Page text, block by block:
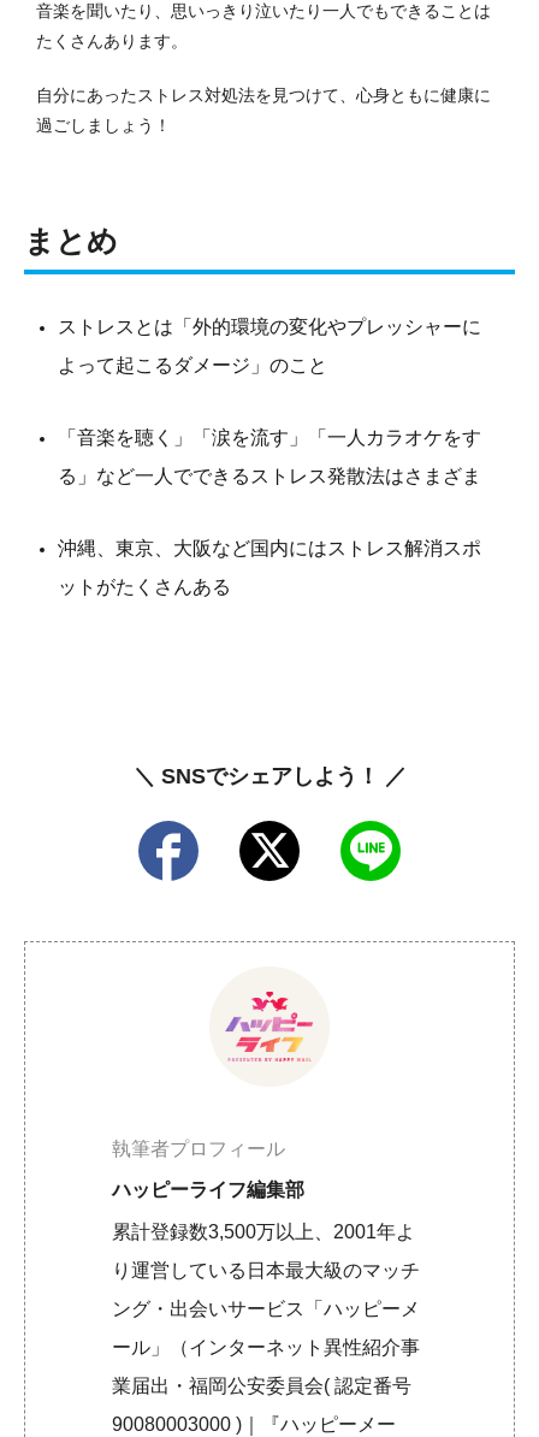
音楽を聞いたり、思いっきり泣いたり一人でもできることは
たくさんあります。
自分にあったストレス対処法を見つけて、心身ともに健康に
過ごしましょう！
まとめ
ストレスとは「外的環境の変化やプレッシャーに
よって起こるダメージ」のこと
「音楽を聴く」「涙を流す」「一人カラオケをす
る」など一人でできるストレス発散法はさまざま
沖縄、東京、大阪など国内にはストレス解消スポ
ットがたくさんある
＼ SNSでシェアしよう！ ／
執筆者プロフィール
ハッピーライフ編集部
累計登録数3,500万以上、2001年よ
り運営している日本最大級のマッチ
ング・出会いサービス「ハッピーメ
ール」（インターネット異性紹介事
業届出・福岡公安委員会( 認定番号
90080003000 )｜『ハッピーメー